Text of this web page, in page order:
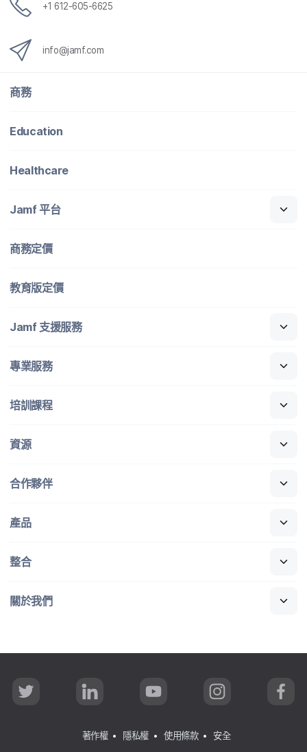
+1 612-605-6625
info@jamf.com
商務
Education
Healthcare
Jamf平​台
商務定​價
教育版定​價
Jamf 支援​服務
專業​服務
培訓​課程
資源
合作​夥伴
產品
整合
關於​我們
著作權 隱私權 使用條款 安全
T
w
L
i
e
d
Y
o
u
b
I
n
a
g
F
a